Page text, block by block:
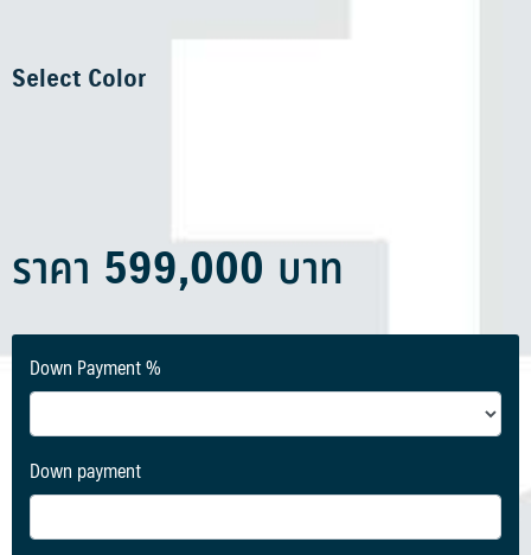
Select Color
ราคา 599,000 บาท
Down Payment %
Down payment